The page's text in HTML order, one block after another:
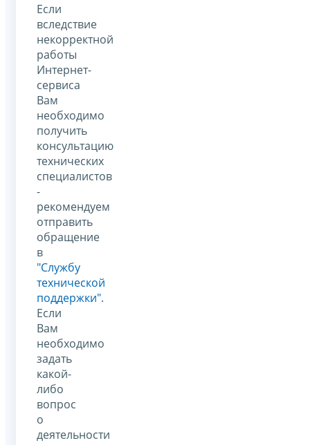
Если
вследствие
некорректной
работы
Интернет-
сервиса
Вам
необходимо
получить
консультацию
технических
специалистов
-
рекомендуем
отправить
обращение
в
"Службу
технической
поддержки".
Если
Вам
необходимо
задать
какой-
либо
вопрос
о
деятельности